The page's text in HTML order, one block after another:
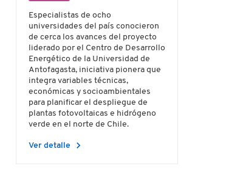
Especialistas de ocho
universidades del país conocieron
de cerca los avances del proyecto
liderado por el Centro de Desarrollo
Energético de la Universidad de
Antofagasta, iniciativa pionera que
integra variables técnicas,
económicas y socioambientales
para planificar el despliegue de
plantas fotovoltaicas e hidrógeno
verde en el norte de Chile.
Ver detalle chevron_right